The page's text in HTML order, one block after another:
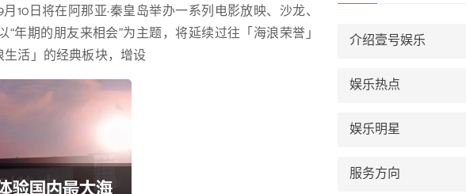
10日将在阿那亚·秦皇岛举办一系列电影放映、沙龙、
年期的朋友来相会”为主题，将延续过往「海浪荣誉」
活」的经典板块，增设
介绍壹号娱乐
娱乐热点
娱乐明星
服务方向